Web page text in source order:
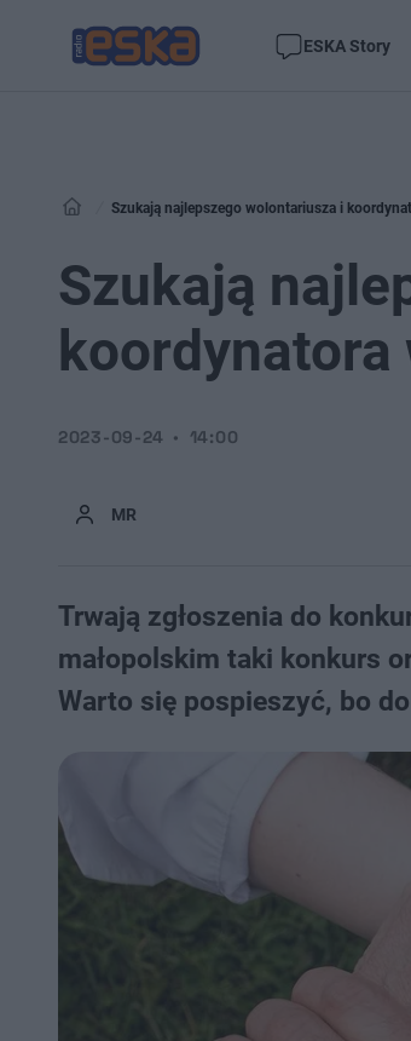
ESKA Story
Szukają najlepszego wolontariusza i
Szukają
MR
2023-09-24 14:00
Trwają zgłoszenia do
małopolskim taki konkurs
Warto się pospieszyć, bo